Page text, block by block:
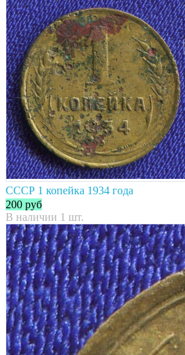
СССР 1 копейка 1934 года
200 руб
В наличии 1 шт.